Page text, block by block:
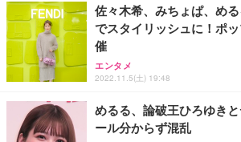
務用 おしゃれ パソコンチェア
ANDWINT オフィスチェア デ
ッシュ 通気性 ランバーサポー
ス圧無段階昇降 360度回転 キ
ト 幅52×奥行58.5×高さ84～
￥4,139
【MiniLED/24.5inch/280Hz/
HOOTER Gaming Monitor
グモニター QD 24.5インチ
像低減 (3年保証 | 輝点保証 | 日
￥34,980
アイリスオーヤマ ペットシー
ュラー 200枚入【Amazon.co.jp
￥3,731
佐々木希、みちょぱ、め
でスタイリッシュに！ポ
催
エンタメ
2022.11.5(土) 19:48
めるる、論破王ひろゆき
ール分からず混乱